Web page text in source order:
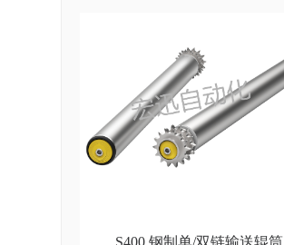
S400 钢制单/双链输送辊筒